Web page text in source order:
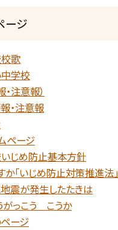
ージ
歌
学校
注意報）
・注意報
ページ
じめ防止基本方針
か「いじめ防止対策推進法」
震が発生したたきは
がっこう こうか
ージ